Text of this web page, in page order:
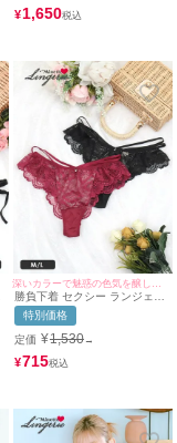
¥1,650
勝負下着 セクシー ランジェリ
ーコードデザインフラワー総レ
ースTバックショーツ単品
特別価格
定価 ¥1,530→
¥715